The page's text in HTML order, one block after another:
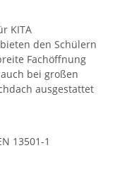
KITA
den Schülern
Fachöffnung
bei großen
ausgestattet
13501-1